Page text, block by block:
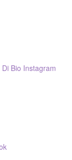
Bio Instagram